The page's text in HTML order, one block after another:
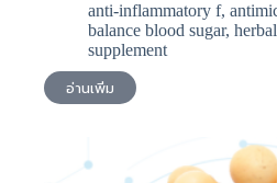
anti-inflammatory f,
balance blood sugar,
supplement
อ่านเพิ่ม